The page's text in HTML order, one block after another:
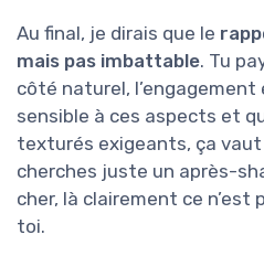
Au final, je dirais que le
mais pas imbattable. Tu
côté naturel, l’engagement
sensible à ces aspects et
texturés exigeants, ça
cherches juste un après-
cher, là clairement ce
toi.